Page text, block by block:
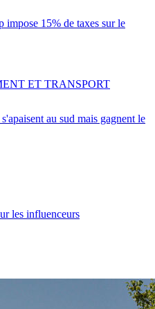
impose 15% de taxes sur le
au sud mais gagnent le
ET TRANSPORT
les influenceurs